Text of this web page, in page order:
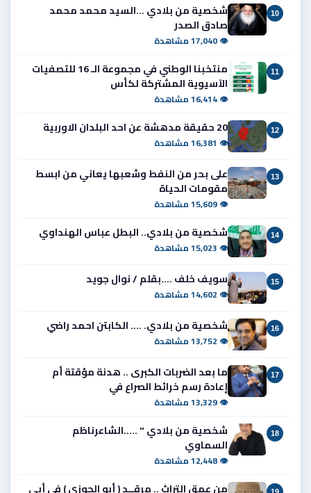
10
شخصية من بلادي ...السيد محمد محمد
صادق الصدر
👁 17,040 مشاهدة
11
منتخبنا الوطني في مجموعة الـ 16 للتصفيات
الآسيوية المشتركة لكأس
👁 16,414 مشاهدة
12 20 حقيقة مدهشة عن احد البلدان الاوربية
👁 16,381 مشاهدة
13
على بحر من النفط وشعبها يعاني من ابسط
مقومات الحياة
👁 15,609 مشاهدة
14 شخصية من بلادي.. البطل عباس الهنداوي
👁 15,023 مشاهدة
15 سويف خلف ....بقلم / نوال جويد
👁 14,602 مشاهدة
16 شخصية من بلادي. .... الكابتن احمد راضي
👁 13,752 مشاهدة
17
ما بعد الضربات الكبرى .. هدنة مؤقتة أم
إعادة رسم خرائط الصراع في
👁 13,329 مشاهدة
18
شخصية من بلادي " .....الشاعرناظم
السماوي
👁 12,448 مشاهدة
19
من عمق التراث .. مرقــد ( أبو الجوزي ) في أبي